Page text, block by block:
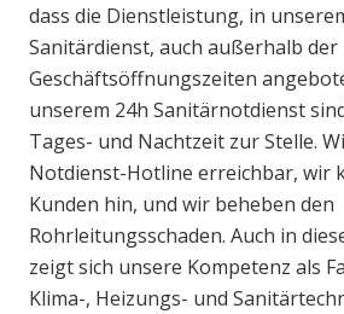
dass die Dienstleistung, in
Sanitärdienst, auch außerhalb der
Geschäftsöffnungszeiten
unserem 24h Sanitärnotdienst
Tages- und Nachtzeit zur Stelle.
Notdienst-Hotline erreichbar, wir
Kunden hin, und wir beheben den
Rohrleitungsschaden. Auch in
zeigt sich unsere Kompetenz als
Klima-, Heizungs- und